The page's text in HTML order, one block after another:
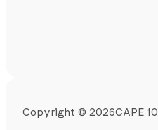
Copyright © 2026CAPE 10